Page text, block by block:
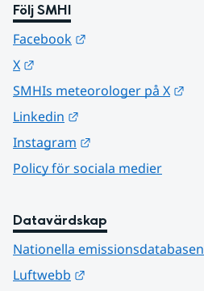
Följ SMHI
Facebook
X
SMHIs meteorologer på X
Linkedin
Instagram
Policy för sociala medier
Datavärdskap
Nationella emissionsdatabasen
Luftwebb